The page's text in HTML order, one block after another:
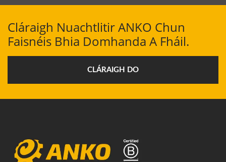
Cláraigh Nuachtlitir ANKO Chun
Faisnéis Bhia Domhanda A Fháil.
CLÁRAIGH DO